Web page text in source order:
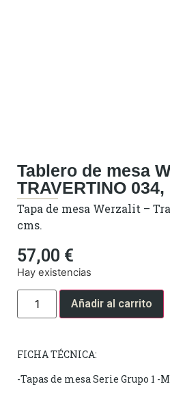
Tablero de mesa
TRAVERTINO
Tapa de mesa Werzalit –
cms.
57,00 €
Hay existencias
Añadir al carrito
FICHA TÉCNICA:
-Tapas de mesa Serie Grupo 1